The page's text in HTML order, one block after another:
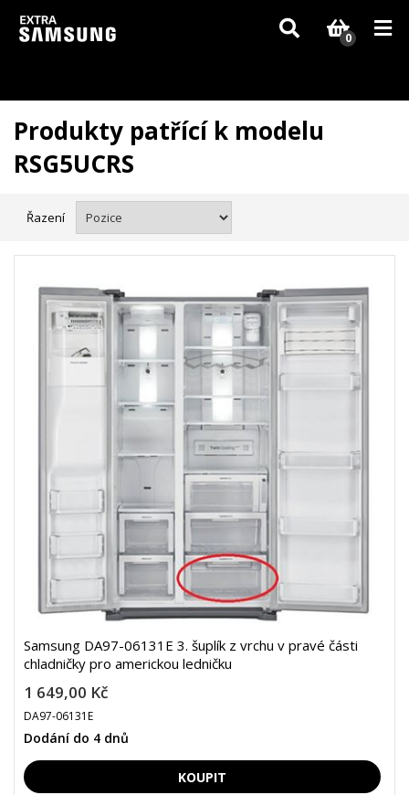
Vzhledem k aktuální situaci se může dodání dílů, které nejsou skladem,
zpozdit. Děkujeme za pochopení.
0
Produkty patřící k modelu
RSG5UCRS
Řazení
Samsung DA97-06131E 3. šuplík z vrchu v pravé části
chladničky pro americkou ledničku
1 649,00 Kč
DA97-06131E
Dodání do 4 dnů